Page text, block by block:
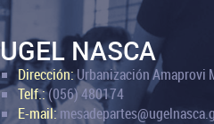
UGEL NASCA
Dirección:Urbanización Amaprovi
Telf.:(056) 480174
E-mail: